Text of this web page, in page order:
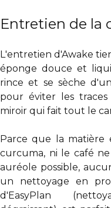
Entretien de la
L'entretien d'Awake
éponge douce et
rince et se sèche
pour éviter les
miroir qui fait tout le
Parce que la matière
curcuma, ni le café
auréole possible,
un nettoyage en
d'EasyPlan